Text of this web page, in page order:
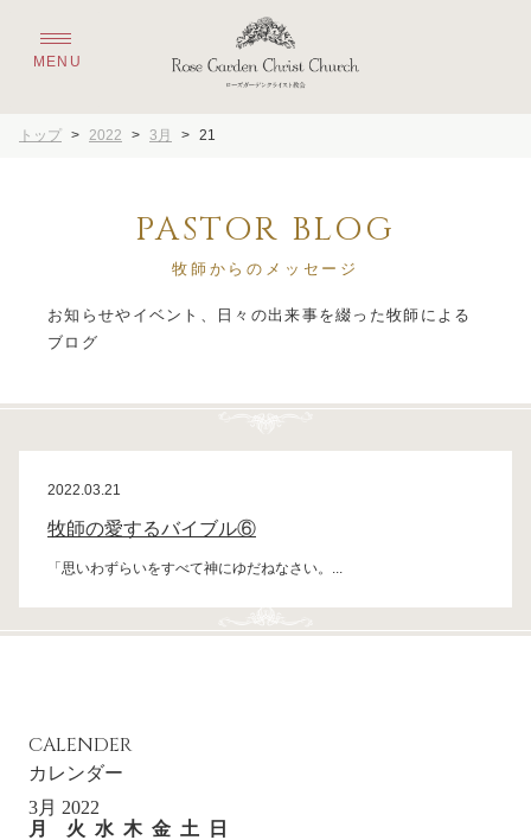
トップ > 2022 > 3月 > 21
PASTOR BLOG
牧師からのメッセージ
お知らせやイベント、日々の出来事を綴った牧師による
2022.03.21
牧師の愛するバイブル⑥
「思いわずらいをすべて神にゆだねなさい。...
CALENDER
カレンダー
3月 2022
月
火 水 木 金 土
日